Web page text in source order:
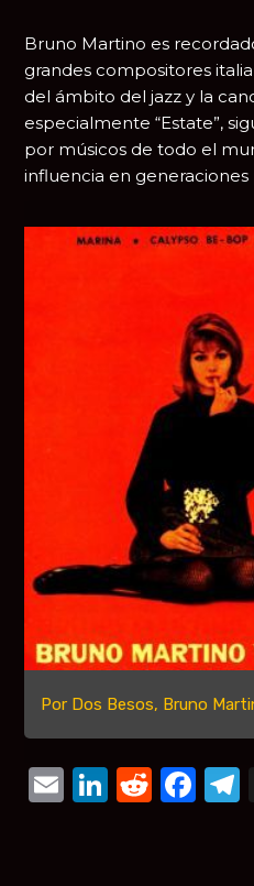
Bruno Martino es
grandes compositores
del ámbito del jazz y la
especialmente “Estate”,
por músicos de todo el
influencia en generaciones
Por Dos Besos, Bruno
Email